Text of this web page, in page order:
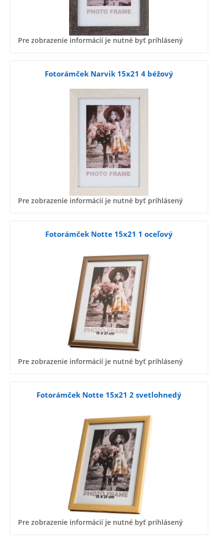
Pre zobrazenie informácií je nutné byť prihlásený
Fotorámček Narvik 15x21 4 béžový
Pre zobrazenie informácií je nutné byť prihlásený
Fotorámček Notte 15x21 1 oceľový
Pre zobrazenie informácií je nutné byť prihlásený
Fotorámček Notte 15x21 2 svetlohnedý
Pre zobrazenie informácií je nutné byť prihlásený